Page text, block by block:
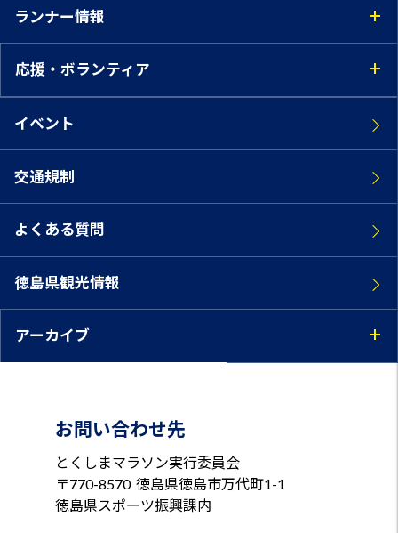
ランナー情報
応援・ボランティア
イベント
交通規制
よくある質問
徳島県観光情報
アーカイブ
お問い合わせ先
とくしまマラソン実行委員会
〒770-8570 徳島県徳島市万代町1-1
徳島県スポーツ振興課内